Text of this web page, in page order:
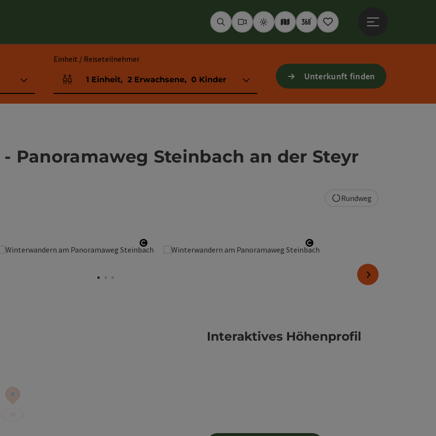
SuchenWebcams
WetterInteraktive Karte
360° Panoramen
Merkzettel
Einheit / Reiseteilnehmer
Einheitenanzahl und Personenfelder
1 Einheit, 2 Erwachsene, 0 Kinder Unterkunft finden
Panoramaweg Steinbach an der Steyr
öffnen Copyright öffnen Copyright öffnen
nächstes Element
Rundweg
Interaktives Höhenprofil